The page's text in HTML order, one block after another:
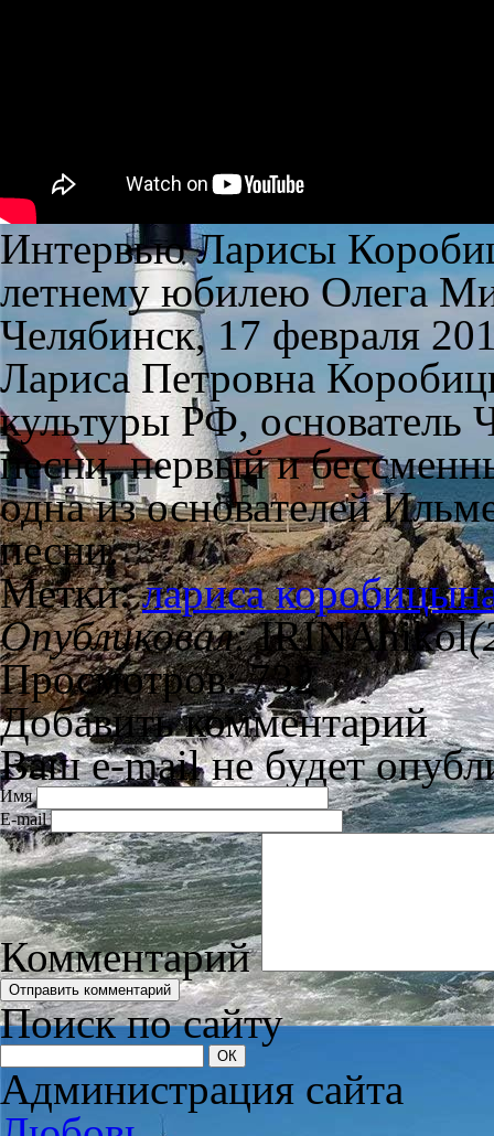
Интервью Ларисы
летнему юбилею Олега
Челябинск, 17 февраля
Лариса Петровна
культуры РФ, основатель
песни, первый и
одна из основателей
песни.
Метки:лариса
Опубликовал:IRINAnikol
Просмотров: 732
Добавить комментарий
Ваш e-mail не будет
Имя
E-mail
Комментарий
Поиск по сайту
Администрация сайта